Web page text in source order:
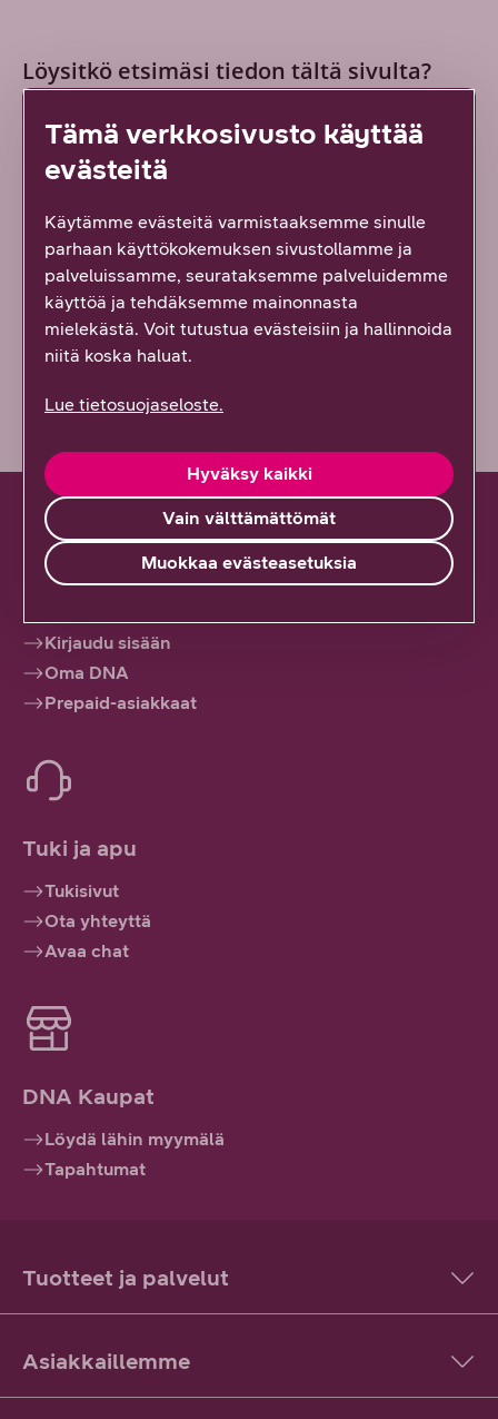
Löysitkö etsimäsi tiedon tältä sivulta?
Palautteesi on tärkeää!
vastausta
Osittain
En lainkaan
Vähän epäselvää
Kirjaudu sisään
Oma DNA
Prepaid-asiakkaat
Tuki ja apu
Tukisivut
Ota yhteyttä
Avaa chat
DNA Kaupat
Löydä lähin myymälä
Tapahtumat
Tuotteet ja palvelut
Asiakkaillemme
Tämä verkkosivusto käyttää
evästeitä
Käytämme evästeitä varmistaaksemme sinulle
parhaan käyttökokemuksen sivustollamme ja
palveluissamme, seurataksemme palveluidemme
käyttöä ja tehdäksemme mainonnasta
mielekästä. Voit tutustua evästeisiin ja hallinnoida
niitä koska haluat.
Lue tietosuojaseloste.
Vain välttämättömät
Hyväksy kaikki
Muokkaa evästeasetuksia